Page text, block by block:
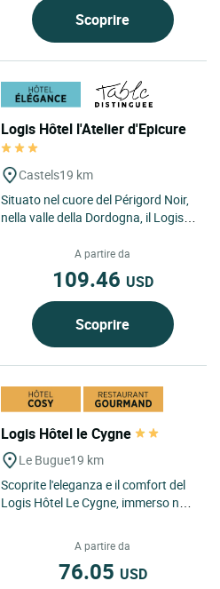
Scoprire
Logis Hôtel l'Atelier d'Epicure
Castels19 km
Situato nel cuore del Périgord Noir,
nella valle della Dordogna, il Logis
A partire da
109.46 USD
Scoprire
Logis Hôtel le Cygne
Le Bugue19 km
Scoprite l'eleganza e il comfort del
Logis Hôtel Le Cygne, immerso nel
A partire da
76.05 USD